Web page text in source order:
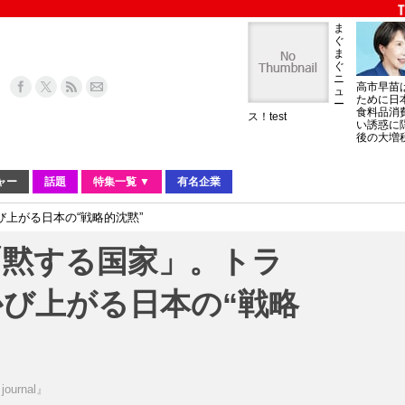
ま
ぐ
ま
ぐ
ニ
ュ
ー
ス！test
高市早苗
ために日
食料品消
い誘惑に
後の大増
ー 話題 特集一覧 ▼ 有名企業
がる日本の“戦略的沈黙”
する国家」。トラ
上がる日本の“戦略
』